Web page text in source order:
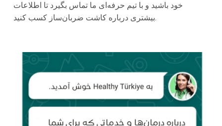
خود باشید و با تیم حرفه‌ای ما تماس بگیرد تا اطلاعات
بیشتری درباره کاشت ضربان‌ساز کسب کنید.